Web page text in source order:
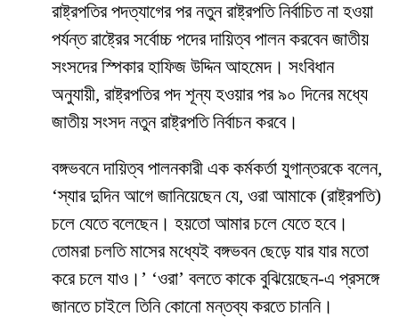
রাষ্ট্রপতির পদত্যাগের পর নতুন রাষ্ট্রপতি নির্বাচিত না হওয়া
পর্যন্ত রাষ্ট্রের সর্বোচ্চ পদের দায়িত্ব পালন করবেন জাতীয়
সংসদের স্পিকার হাফিজ উদ্দিন আহমেদ। সংবিধান
অনুযায়ী, রাষ্ট্রপতির পদ শূন্য হওয়ার পর ৯০ দিনের মধ্যে
জাতীয় সংসদ নতুন রাষ্ট্রপতি নির্বাচন করবে।
বঙ্গভবনে দায়িত্ব পালনকারী এক কর্মকর্তা যুগান্তরকে বলেন,
‘স্যার দুদিন আগে জানিয়েছেন যে, ওরা আমাকে (রাষ্ট্রপতি)
চলে যেতে বলেছেন। হয়তো আমার চলে যেতে হবে।
তোমরা চলতি মাসের মধ্যেই বঙ্গভবন ছেড়ে যার যার মতো
করে চলে যাও।’ ‘ওরা’ বলতে কাকে বুঝিয়েছেন-এ প্রসঙ্গে
জানতে চাইলে তিনি কোনো মন্তব্য করতে চাননি।